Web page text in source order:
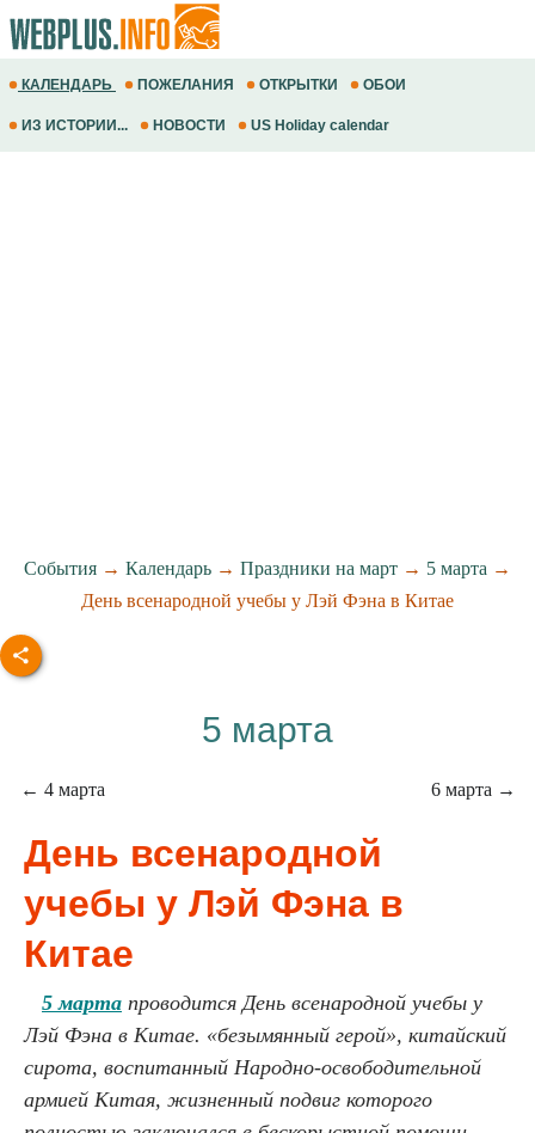
КАЛЕНДАРЬ ПОЖЕЛАНИЯ ОТКРЫТКИ ОБОИ
ИЗ ИСТОРИИ... НОВОСТИ US Holiday calendar
События → Календарь → Праздники на март → 5 марта →
День всенародной учебы у Лэй Фэна в Китае
5 марта
← 4 марта 6 марта →
День всенародной
учебы у Лэй Фэна в
Китае
5 марта проводится День всенародной учебы у
Лэй Фэна в Китае. «безымянный герой», китайский
сирота, воспитанный Народно-освободительной
армией Китая, жизненный подвиг которого